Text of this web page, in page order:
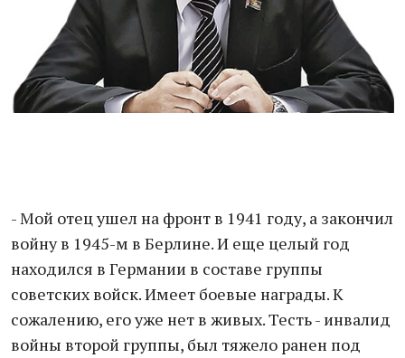
- Мой отец ушел на фронт в 1941 году, а закончил
войну в 1945-м в Берлине. И еще целый год
находился в Германии в составе группы
советских войск. Имеет боевые награды. К
сожалению, его уже нет в живых. Тесть - инвалид
войны второй группы, был тяжело ранен под